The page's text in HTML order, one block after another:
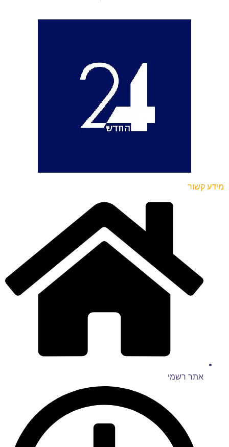
מידע קשור
אתר רשמי